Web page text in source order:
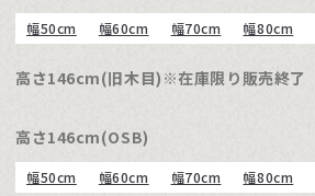
幅50cm 幅60cm 幅70cm 幅80cm
高さ146cm(旧木目)※在庫限り販売終了
高さ146cm(OSB)
幅50cm 幅60cm 幅70cm 幅80cm